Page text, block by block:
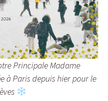
Principale Madame
à Paris depuis hier pour le